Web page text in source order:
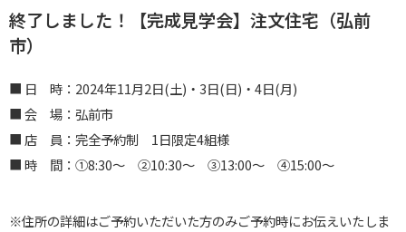
終了しました！【完成見学会】注文住宅（弘前
市）
■ 日 時：2024年11月2日(土)・3日(日)・4日(月)
■ 会 場：弘前市
■ 店 員：完全予約制 1日限定4組様
■ 時 間：①8:30〜 ②10:30〜 ③13:00〜 ④15:00〜
※住所の詳細はご予約いただいた方のみご予約時にお伝えいたしま